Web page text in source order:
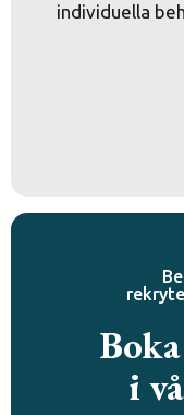
individuella
i